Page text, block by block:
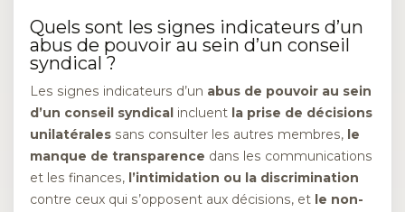
Quels sont les signes indicateurs d’un
abus de pouvoir au sein d’un conseil
syndical ?
Les signes indicateurs d’un abus de pouvoir au sein
d’un conseil syndical incluent la prise de décisions
unilatérales sans consulter les autres membres, le
manque de transparence dans les communications
et les finances, l’intimidation ou la discrimination
contre ceux qui s’opposent aux décisions, et le non-